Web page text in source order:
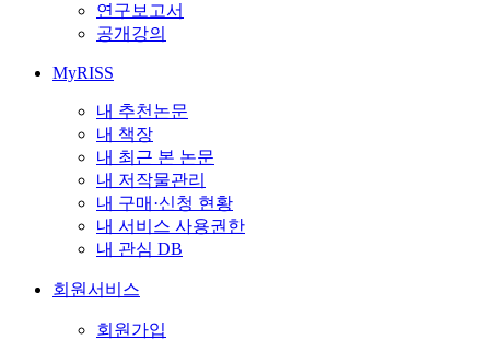
연구보고서
공개강의
MyRISS
내 추천논문
내 책장
내 최근 본 논문
내 저작물관리
내 구매·신청 현황
내 서비스 사용권한
내 관심 DB
회원서비스
회원가입